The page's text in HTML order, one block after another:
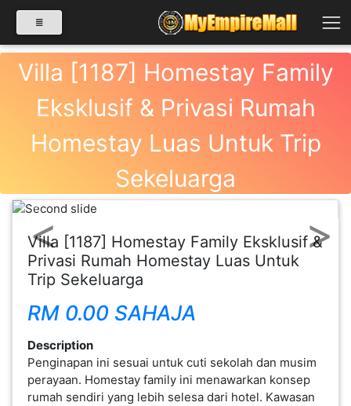
Villa [1187] Homestay Family
Eksklusif & Privasi Rumah
Homestay Luas Untuk Trip
Sekeluarga
Previous Next
Villa [1187] Homestay Family Eksklusif &
Privasi Rumah Homestay Luas Untuk
Trip Sekeluarga
RM 0.00 SAHAJA
Description
Penginapan ini sesuai untuk cuti sekolah dan musim
perayaan. Homestay family ini menawarkan konsep
rumah sendiri yang lebih selesa dari hotel. Kawasan
SELECT CATEGORY
BABIES(0)
KESIHATAN(80)
PERNIAGAAN
FESYEN
WANITA(0)